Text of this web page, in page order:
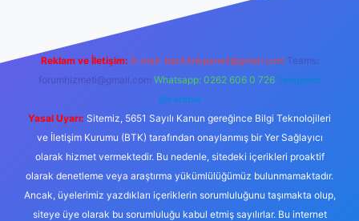
Reklam ve İletişim: E-mail: backlinkpaneli@gmail.com Teams:
forumhizmeti@gmail.com Whatsapp: 0262 606 0 726 Telegram:
@karabul
Yasal Uyarı: Sitemiz, 5651 Sayılı Kanun gereğince Bilgi Teknolojileri
ve İletişim Kurumu (BTK) tarafından onaylanmış bir Yer Sağlayıcı
olarak hizmet vermektedir. Bu nedenle, sitedeki içerikleri proaktif
olarak denetleme veya araştırma yükümlülüğümüz bulunmamaktadır.
Ancak, üyelerimiz yazdıkları içeriklerin sorumluluğunu taşımakta olup,
siteye üye olarak bu sorumluluğu kabul etmiş sayılırlar. Bu internet